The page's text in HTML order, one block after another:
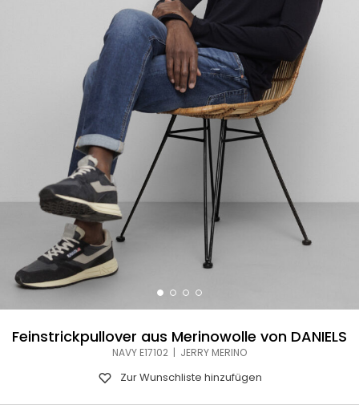
Feinstrickpullover aus Merinowolle von DANIELS
NAVY E17102 | JERRY MERINO
Zur Wunschliste hinzufügen